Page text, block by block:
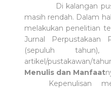
Di kalangan
masih rendah. Dalam
melakukan penelitian
Jurnal Perpustakaan
(sepuluh
artikel/pustakawan/
Menulis dan Manfaat
Kepenulisan